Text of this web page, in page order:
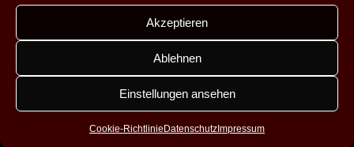
Akzeptieren
Ablehnen
Einstellungen ansehen
Cookie-Richtlinie Datenschutz Impressum
Alle Rechte vorbehalten - 2026 -Agentur Erlebnisraum GmbH|
Fabian Theobald - Medienproduktion aus Saarbrücken
FacebookInstagram